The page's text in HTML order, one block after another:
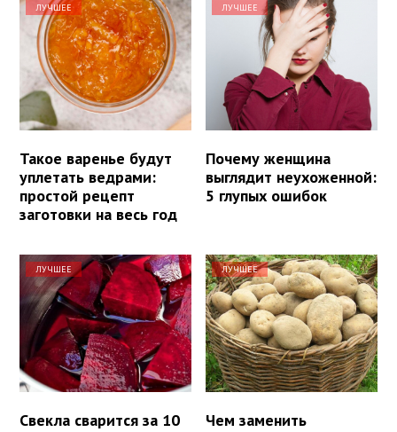
ЛУЧШЕЕ
Такое варенье будут
уплетать ведрами:
простой рецепт
заготовки на весь год
ЛУЧШЕЕ
Почему женщина
выглядит неухоженной:
5 глупых ошибок
ЛУЧШЕЕ
Свекла сварится за 10
ЛУЧШЕЕ
Чем заменить